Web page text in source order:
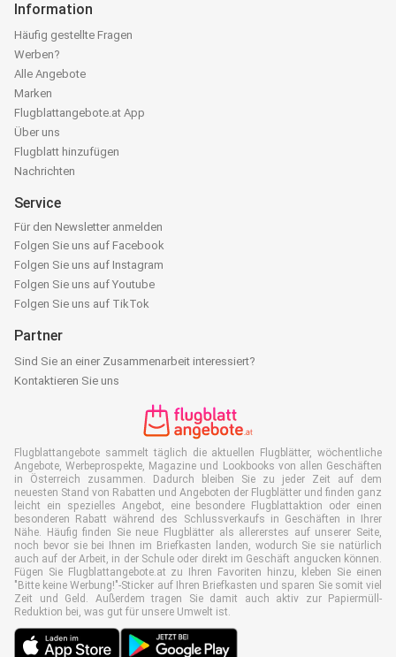
Information
Häufig gestellte Fragen
Werben?
Alle Angebote
Marken
Flugblattangebote.at App
Über uns
Flugblatt hinzufügen
Nachrichten
Service
Für den Newsletter anmelden
Folgen Sie uns auf Facebook
Folgen Sie uns auf Instagram
Folgen Sie uns auf Youtube
Folgen Sie uns auf TikTok
Partner
Sind Sie an einer Zusammenarbeit interessiert?
Kontaktieren Sie uns
Flugblattangebote sammelt täglich die aktuellen Flugblätter, wöchentliche
Angebote, Werbeprospekte, Magazine und Lookbooks von allen Geschäften
in Österreich zusammen. Dadurch bleiben Sie zu jeder Zeit auf dem
neuesten Stand von Rabatten und Angeboten der Flugblätter und finden ganz
leicht ein spezielles Angebot, eine besondere Flugblattaktion oder einen
besonderen Rabatt während des Schlussverkaufs in Geschäften in Ihrer
Nähe. Häufig finden Sie neue Flugblätter als allererstes auf unserer Seite,
noch bevor sie bei Ihnen im Briefkasten landen, wodurch Sie sie natürlich
auch auf der Arbeit, in der Schule oder direkt im Geschäft angucken können.
Fügen Sie Flugblattangebote.at zu Ihren Favoriten hinzu, kleben Sie einen
"Bitte keine Werbung!"-Sticker auf Ihren Briefkasten und sparen Sie somit viel
Zeit und Geld. Außerdem tragen Sie damit auch aktiv zur Papiermüll-
Reduktion bei, was gut für unsere Umwelt ist.